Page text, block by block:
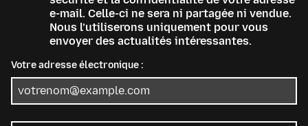
e-mail. Celle-ci ne sera ni partagée ni vendue.
Nous l’utiliserons uniquement pour vous
envoyer des actualités intéressantes.
Votre adresse électronique :